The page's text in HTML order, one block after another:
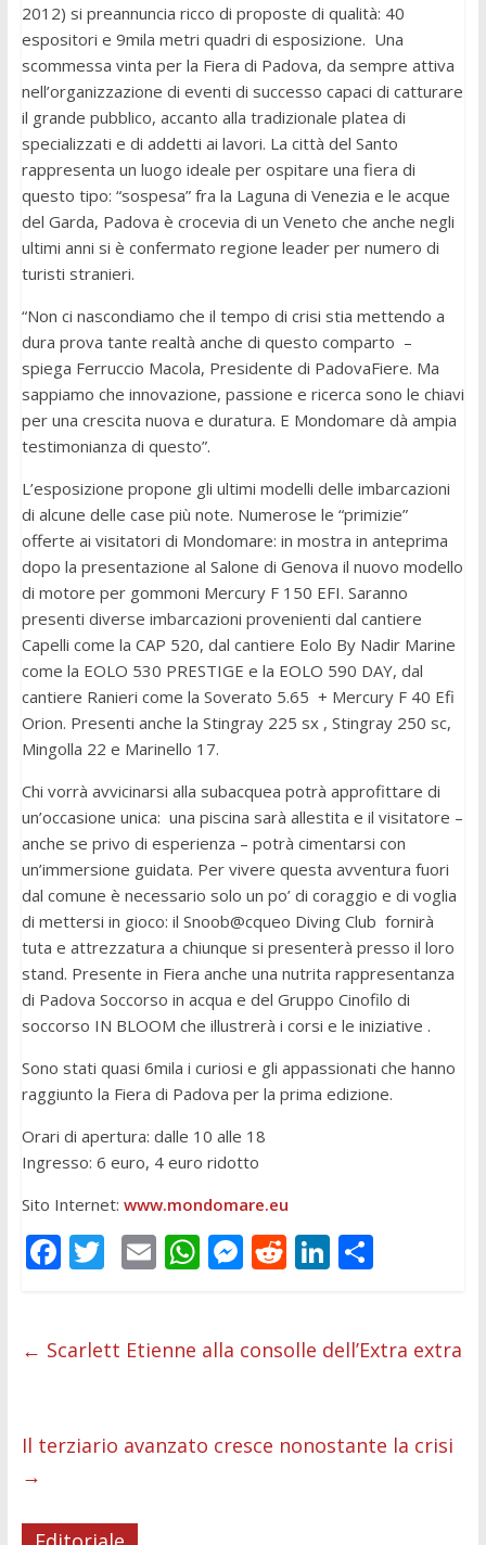
2012) si preannuncia ricco di proposte di qualità: 40
espositori e 9mila metri quadri di esposizione. Una
scommessa vinta per la Fiera di Padova, da sempre attiva
nell’organizzazione di eventi di successo capaci di catturare
il grande pubblico, accanto alla tradizionale platea di
specializzati e di addetti ai lavori. La città del Santo
rappresenta un luogo ideale per ospitare una fiera di
questo tipo: “sospesa” fra la Laguna di Venezia e le acque
del Garda, Padova è crocevia di un Veneto che anche negli
ultimi anni si è confermato regione leader per numero di
turisti stranieri.
“Non ci nascondiamo che il tempo di crisi stia mettendo a
dura prova tante realtà anche di questo comparto –
spiega Ferruccio Macola, Presidente di PadovaFiere. Ma
sappiamo che innovazione, passione e ricerca sono le chiavi
per una crescita nuova e duratura. E Mondomare dà ampia
testimonianza di questo”.
L’esposizione propone gli ultimi modelli delle imbarcazioni
di alcune delle case più note. Numerose le “primizie”
offerte ai visitatori di Mondomare: in mostra in anteprima
dopo la presentazione al Salone di Genova il nuovo modello
di motore per gommoni Mercury F 150 EFI. Saranno
presenti diverse imbarcazioni provenienti dal cantiere
Capelli come la CAP 520, dal cantiere Eolo By Nadir Marine
come la EOLO 530 PRESTIGE e la EOLO 590 DAY, dal
cantiere Ranieri come la Soverato 5.65 + Mercury F 40 Efi
Orion. Presenti anche la Stingray 225 sx , Stingray 250 sc,
Mingolla 22 e Marinello 17.
Chi vorrà avvicinarsi alla subacquea potrà approfittare di
un’occasione unica: una piscina sarà allestita e il visitatore –
anche se privo di esperienza – potrà cimentarsi con
un’immersione guidata. Per vivere questa avventura fuori
dal comune è necessario solo un po’ di coraggio e di voglia
di mettersi in gioco: il Snoob@cqueo Diving Club fornirà
tuta e attrezzatura a chiunque si presenterà presso il loro
stand. Presente in Fiera anche una nutrita rappresentanza
di Padova Soccorso in acqua e del Gruppo Cinofilo di
soccorso IN BLOOM che illustrerà i corsi e le iniziative .
Sono stati quasi 6mila i curiosi e gli appassionati che hanno
raggiunto la Fiera di Padova per la prima edizione.
Orari di apertura: dalle 10 alle 18
Ingresso: 6 euro, 4 euro ridotto
Sito Internet: www.mondomare.eu
F
b
k
T
er
E
l
W
s
p
M
e
er
R
di
Li
e
C
di
di
← Scarlett Etienne alla consolle dell’Extra extra
Il terziario avanzato cresce nonostante la crisi
→